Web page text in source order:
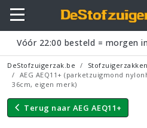
Vóór 22:00 besteld = morgen
DeStofzuigerzak.be Stofzuigerzakken
AEG AEQ11+ (parketzuigmond
36cm, eigen merk)
Terug naar AEG AEQ11+